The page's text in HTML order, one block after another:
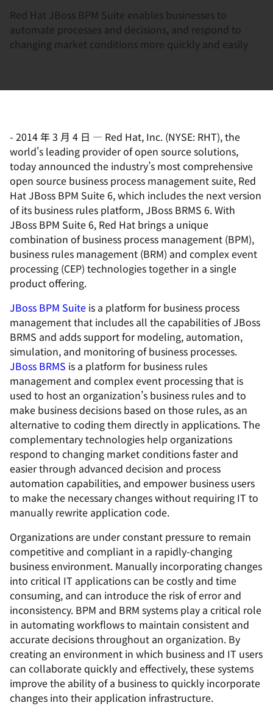
い
Red Hat JBoss BPM Suite enables businesses to
automate processes and decisions, and respond to
changing market conditions more quickly and easily
- 2014 年 3 月 4 日 — Red Hat, Inc. (NYSE: RHT), the
world's leading provider of open source solutions,
today announced the industry’s most comprehensive
open source business process management suite, Red
Hat JBoss BPM Suite 6, which includes the next version
of its business rules platform, JBoss BRMS 6. With
JBoss BPM Suite 6, Red Hat brings a unique
combination of business process management (BPM),
business rules management (BRM) and complex event
processing (CEP) technologies together in a single
product offering.
JBoss BPM Suite is a platform for business process
management that includes all the capabilities of JBoss
BRMS and adds support for modeling, automation,
simulation, and monitoring of business processes.
JBoss BRMS is a platform for business rules
management and complex event processing that is
used to host an organization’s business rules and to
make business decisions based on those rules, as an
alternative to coding them directly in applications. The
complementary technologies help organizations
respond to changing market conditions faster and
easier through advanced decision and process
automation capabilities, and empower business users
to make the necessary changes without requiring IT to
manually rewrite application code.
Organizations are under constant pressure to remain
competitive and compliant in a rapidly-changing
business environment. Manually incorporating changes
into critical IT applications can be costly and time
consuming, and can introduce the risk of error and
inconsistency. BPM and BRM systems play a critical role
in automating workflows to maintain consistent and
accurate decisions throughout an organization. By
creating an environment in which business and IT users
can collaborate quickly and effectively, these systems
improve the ability of a business to quickly incorporate
changes into their application infrastructure.